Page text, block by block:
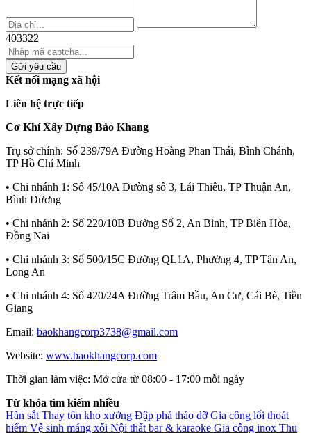
403322
Gửi yêu cầu
Kết nối mạng xã hội
Liên hệ trực tiếp
Cơ Khí Xây Dựng Bảo Khang
Trụ sở chính: Số 239/79A Đường Hoàng Phan Thái, Bình Chánh,
TP Hồ Chí Minh
• Chi nhánh 1: Số 45/10A Đường số 3, Lái Thiêu, TP Thuận An,
Bình Dương
• Chi nhánh 2: Số 220/10B Đường Số 2, An Bình, TP Biên Hòa,
Đồng Nai
• Chi nhánh 3: Số 500/15C Đường QL1A, Phường 4, TP Tân An,
Long An
• Chi nhánh 4: Số 420/24A Đường Trâm Bầu, An Cư, Cái Bè, Tiền
Giang
Email: baokhangcorp3738@gmail.com
Website: www.baokhangcorp.com
Thời gian làm việc: Mở cửa từ 08:00 - 17:00 mỗi ngày
Từ khóa tìm kiếm nhiều
Hàn sắt Thay tôn kho xưởng Đập phá tháo dỡGia công lối thoát
hiểm Vệ sinh máng xối Nội thất bar & karaoke Gia công inox Thu